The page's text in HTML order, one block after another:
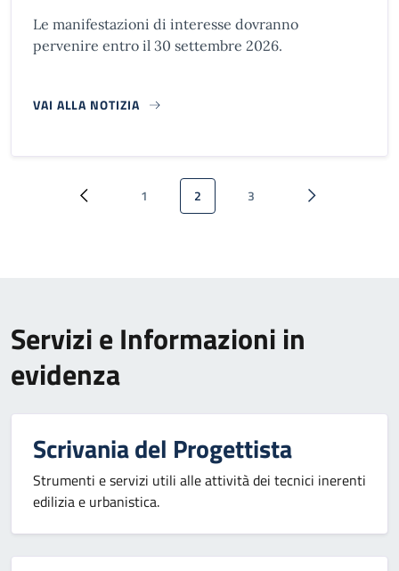
Le manifestazioni di interesse dovranno
pervenire entro il 30 settembre 2026.
VAI ALLA NOTIZIA
Paginazione
Pagina precedente
Pagina
1 Pagina attuale
2 Pagina
3 Pagina
Servizi e Informazioni in
evidenza
Scrivania del Progettista
Strumenti e servizi utili alle attività dei tecnici inerenti
edilizia e urbanistica.